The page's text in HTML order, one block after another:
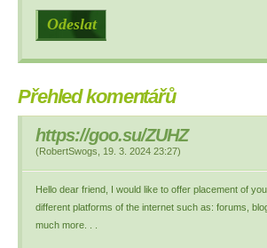
Přehled komentářů
https://goo.su/ZUHZ
(RobertSwogs 19. 3. 2024 23:27)
Hello dear friend, I would like to offer placement of
different platforms of the internet such as: forums,
much more. . .